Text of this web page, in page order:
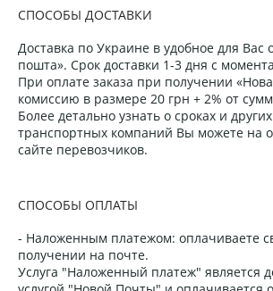
СПОСОБЫ ДОСТАВКИ
Доставка по Украине в удобное для Вас
пошта». Срок доставки 1-3 дня с
При оплате заказа при получении
комиссию в размере 20 грн + 2% от
Более детально узнать о сроках и
транспортных компаний Вы можете на
сайте перевозчиков.
СПОСОБЫ ОПЛАТЫ
- Наложенным платежом: оплачиваете
получении на почте.
Услуга "Наложенный платеж" является